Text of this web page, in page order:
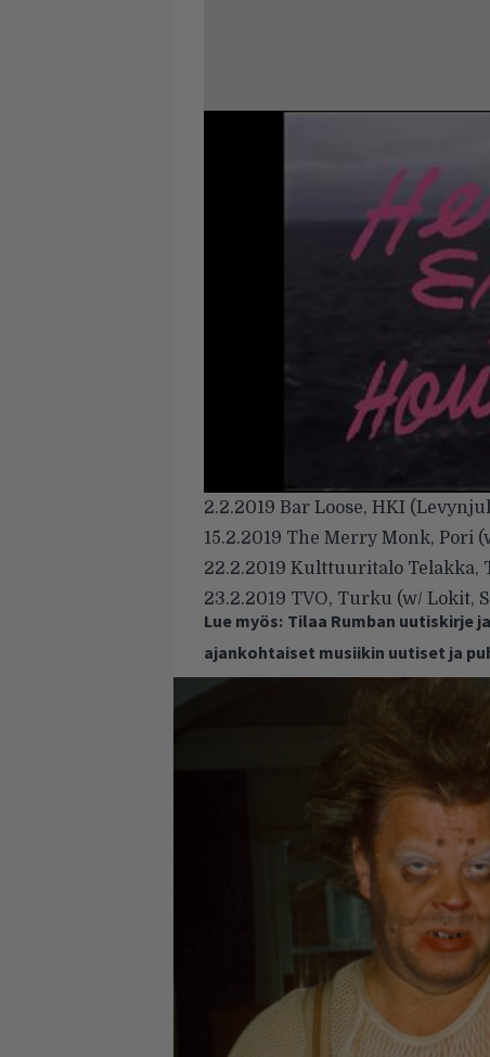
2.2.2019 Bar Loose, HKI
15.2.2019 The Merry Monk, Pori
22.2.2019 Kulttuuritalo Telakka,
23.2.2019 TVO, Turku (w/ Lokit,
Lue myös: Tilaa Rumban uutiskirje
ajankohtaiset musiikin uutiset ja